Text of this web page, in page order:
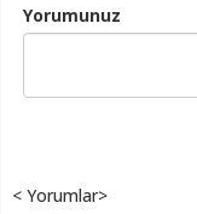
Yorumunuz
< Yorumlar>